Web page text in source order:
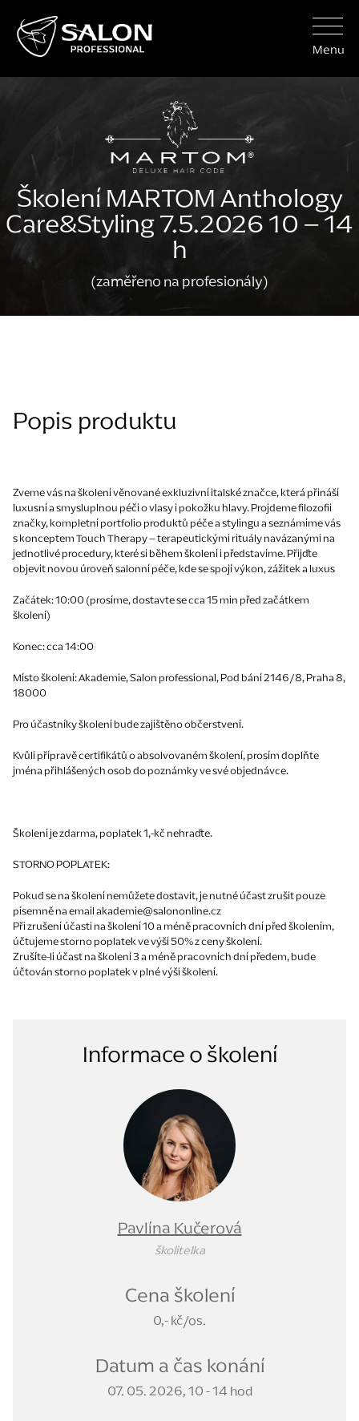
Menu
Školení MARTOM Anthology
Care&Styling 7.5.2026 10 – 14
h
(zaměřeno na profesionály)
Popis produktu
Zveme vás na školení věnované exkluzivní italské značce, která přináší
luxusní a smysluplnou péči o vlasy i pokožku hlavy. Projdeme filozofii
značky, kompletní portfolio produktů péče a stylingu a seznámíme vás
s konceptemTouch Therapy– terapeutickými rituály navázanými na
jednotlivé procedury, které si během školení i představíme. Přijďte
objevit novou úroveň salonní péče, kde se spojí výkon, zážitek a luxus
Začátek: 10:00 (prosíme, dostavte se cca 15 min před začátkem
školení)
Konec: cca 14:00
Místo školení: Akademie, Salon professional, Pod bání 2146/8, Praha 8,
18000
Pro účastníky školení bude zajištěno občerstvení.
Kvůli přípravě certifikátů o absolvovaném školení, prosím doplňte
jména přihlášených osob do poznámky ve své objednávce.
Školení je zdarma, poplatek 1,-kč nehraďte.
STORNO POPLATEK:
Pokud se na školení nemůžete dostavit, je nutné účast zrušit pouze
písemně na email akademie@salononline.cz
Při zrušení účasti na školení 10 a méně pracovních dní před školením,
účtujeme storno poplatek ve výši 50% z ceny školení.
Zrušíte-li účast na školení 3 a méně pracovních dní předem, bude
účtován storno poplatek v plné výši školení.
Informace o školení
Pavlína Kučerová
školitelka
Cena školení
0,- kč/os.
Datum a čas konání
07. 05. 2026, 10 - 14 hod